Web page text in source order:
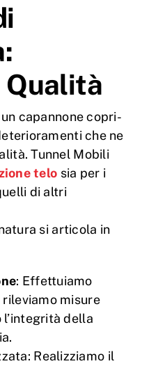
Qualità
capannone copri-
che ne
Tunnel Mobili
telo sia per i
di altri
si articola in
: Effettuiamo
misure
della
Realizziamo il